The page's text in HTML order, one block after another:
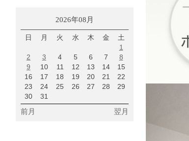
2026年08月
日 月 火 水 木 金
土
1
2
3 4 5 6 7
8
9
10 11 12 13 14
15
16
17 18 19 20 21
22
23
24 25 26 27 28
29
30
31
前月 翌月